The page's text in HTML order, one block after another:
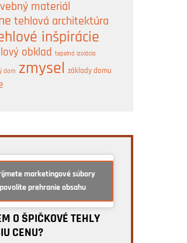
materiál
tehlová architektúra
inšpirácie
obklad tepelná izolácia
dom zmysel základy domu
marketingové súbory
prehranie obsahu
O ŠPIČKOVÉ TEHLY
CENU?